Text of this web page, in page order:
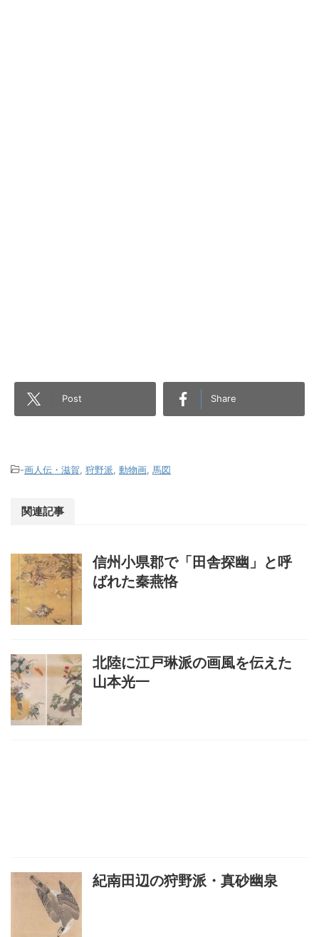
Post Share
-画人伝・滋賀 狩野派 動物画 馬図
関連記事
信州小県郡で「田舎探幽」と呼
ばれた秦燕恪
北陸に江戸琳派の画風を伝えた
山本光一
紀南田辺の狩野派・真砂幽泉